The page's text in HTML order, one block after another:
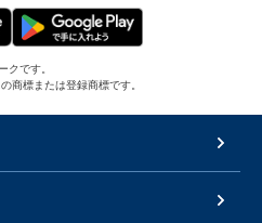
です。
標または登録商標です。